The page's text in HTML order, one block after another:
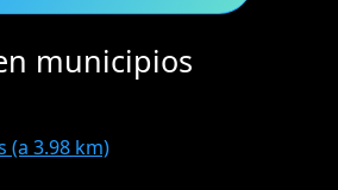
municipios
(a 3.98 km)